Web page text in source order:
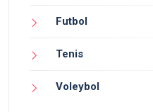
Futbol
Tenis
Voleybol